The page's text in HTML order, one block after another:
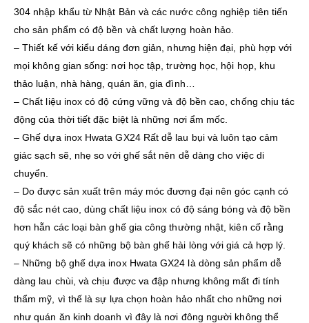
304 nhập khẩu từ Nhật Bản và các nước công nghiệp tiên tiến
cho sản phẩm có độ bền và chất lượng hoàn hảo.
– Thiết kế với kiểu dáng đơn giản, nhưng hiện đại, phù hợp với
mọi không gian sống: nơi học tập, trường học, hội họp, khu
thảo luận, nhà hàng, quán ăn, gia đình…
– Chất liệu inox có độ cứng vững và độ bền cao, chống chịu tác
động của thời tiết đặc biệt là những nơi ẩm mốc.
– Ghế dựa inox Hwata GX24 Rất dễ lau bụi và luôn tạo cảm
giác sạch sẽ, nhẹ so với ghế sắt nên dễ dàng cho việc di
chuyển.
– Do được sản xuất trên máy móc đương đại nên góc cạnh có
độ sắc nét cao, dùng chất liệu inox có độ sáng bóng và độ bền
hơn hẵn các loại bàn ghế gia công thường nhật, kiên cố rằng
quý khách sẽ có những bộ bàn ghế hài lòng với giá cả hợp lý.
– Những bộ ghế dựa inox Hwata GX24 là dòng sản phẩm dễ
dàng lau chùi, và chịu được va đập nhưng không mất đi tính
thẩm mỹ, vì thế là sự lựa chọn hoàn hảo nhất cho những nơi
như quán ăn kinh doanh vì đây là nơi đông người không thể